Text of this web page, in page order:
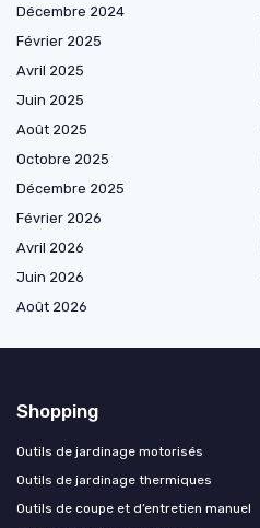
Décembre 2024
Février 2025
Avril 2025
Juin 2025
Août 2025
Octobre 2025
Décembre 2025
Février 2026
Avril 2026
Juin 2026
Août 2026
Shopping
Outils de jardinage motorisés
Outils de jardinage thermiques
Outils de coupe et d’entretien manuel